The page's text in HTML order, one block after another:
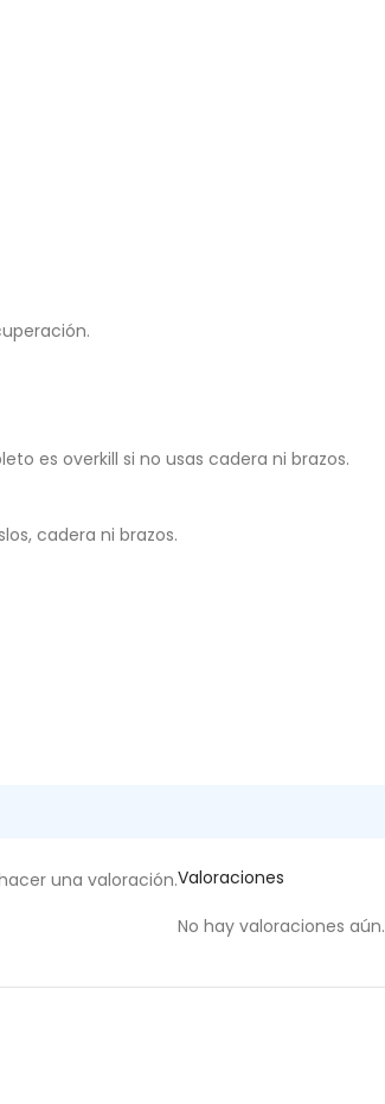
es overkill si no usas cadera ni brazos.
cadera ni brazos.
Valoraciones
No hay valoraciones aún.
una valoración.